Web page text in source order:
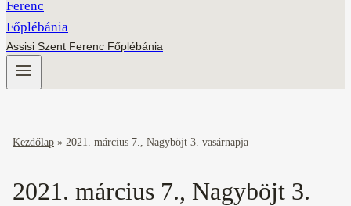
Assisi Szent Ferenc Főplébánia
Kezdőlap » 2021. március 7., Nagyböjt 3. vasárnapja
2021. március 7., Nagyböjt 3.